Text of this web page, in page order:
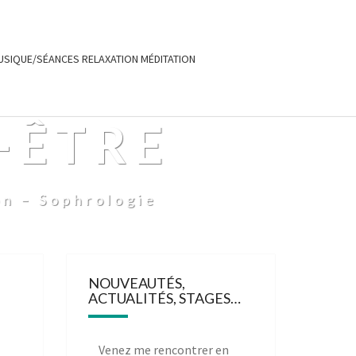
SÉANCES RELAXATION MÉDITATION
– Sophrologie
NOUVEAUTÉS,
ACTUALITÉS, STAGES…
Venez me rencontrer en